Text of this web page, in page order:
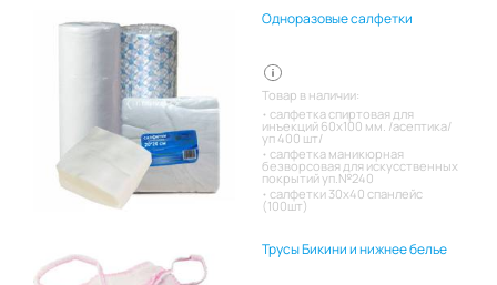
Одноразовые салфетки
Товар в наличии:
салфетка спиртовая для
инъекций 60х100 мм. /асептика/
уп 400 шт/
салфетка маникюрная
безворсовая для искусственных
покрытий уп.№240
салфетки 30х40 спанлейс
(100шт)
Трусы Бикини и нижнее белье